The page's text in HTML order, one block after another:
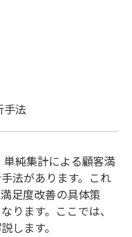
手法
純集計による顧客満
法があります。これ
足度改善の具体策
ります。ここでは、
します。